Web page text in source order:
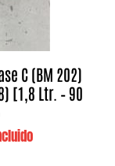
C (BM 202)
[1,8 Ltr. – 90